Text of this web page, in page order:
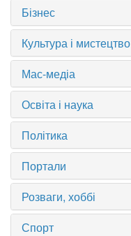
Бізнес
Культура і мистецтво
Мас-медіа
Освіта і наука
Політика
Портали
Розваги, хоббі
Спорт